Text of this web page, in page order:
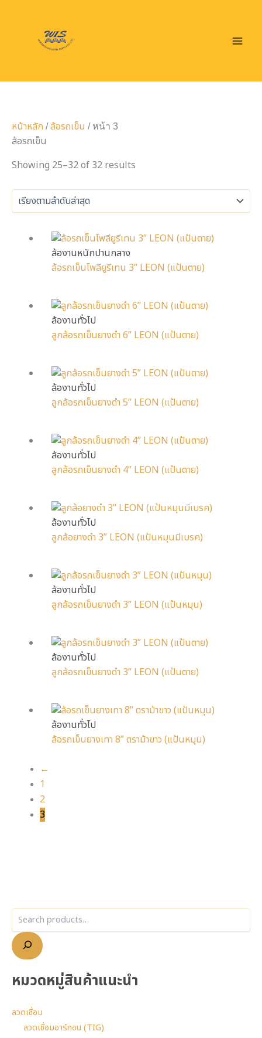
หมวดหมู่สินค้าแนะนำ
ลวดเชื่อม
ลวดเชื่อมอาร์กอน (TIG)
หน้าหลัก /ล้อรถเข็น / หน้า 3
ล้อรถเข็น
Showing 25–32 of 32 results
ล้องานหนักปานกลาง
ล้อรถเข็นโพลียูรีเทน 3” LEON (แป้นตาย)
ล้องานทั่วไป
ลูกล้อรถเข็นยางดำ 6” LEON (แป้นตาย)
ล้องานทั่วไป
ลูกล้อรถเข็นยางดำ 5” LEON (แป้นตาย)
ล้องานทั่วไป
ลูกล้อรถเข็นยางดำ 4” LEON (แป้นตาย)
ล้องานทั่วไป
ลูกล้อยางดำ 3” LEON (แป้นหมุนมีเบรค)
ล้องานทั่วไป
ลูกล้อรถเข็นยางดำ 3” LEON (แป้นหมุน)
ล้องานทั่วไป
ลูกล้อรถเข็นยางดำ 3” LEON (แป้นตาย)
ล้องานทั่วไป
ล้อรถเข็นยางเทา 8” ตราม้าขาว (แป้นหมุน)
←
1
2
3